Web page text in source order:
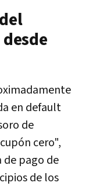
en default
de
cero",
pago de
de los